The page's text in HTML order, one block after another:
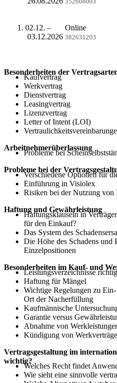
02.12. –
03.12.2026
Online
382631203
Besonderheiten der
Kaufvertrag
Werkvertrag
Dienstvertrag
Leasingvertrag
Lizenzvertrag
Letter of Intent (LOI)
Arbeitnehmerüberlassung
Probleme bei
Probleme bei der
Verschiedene Optionen für
Einführung in Visiolex
Risiken bei der Nutzung von
Haftung und Gewährleistung
Haftungsklauseln in
für den Einkauf?
Das System des
Die Höhe des Schadens und
Einzelpositionen
Besonderheiten im Kauf- und
Leistungsverzeichnisse
Haftung für Mängel
Wichtige Regelungen zu
Ort der Nacherfüllung
Kaufmännische
Garantie versus
Abnahme von
Kündigung von
Vertragsgestaltung im
wichtig?
Welches Recht findet
Wie sieht eine sinnvolle